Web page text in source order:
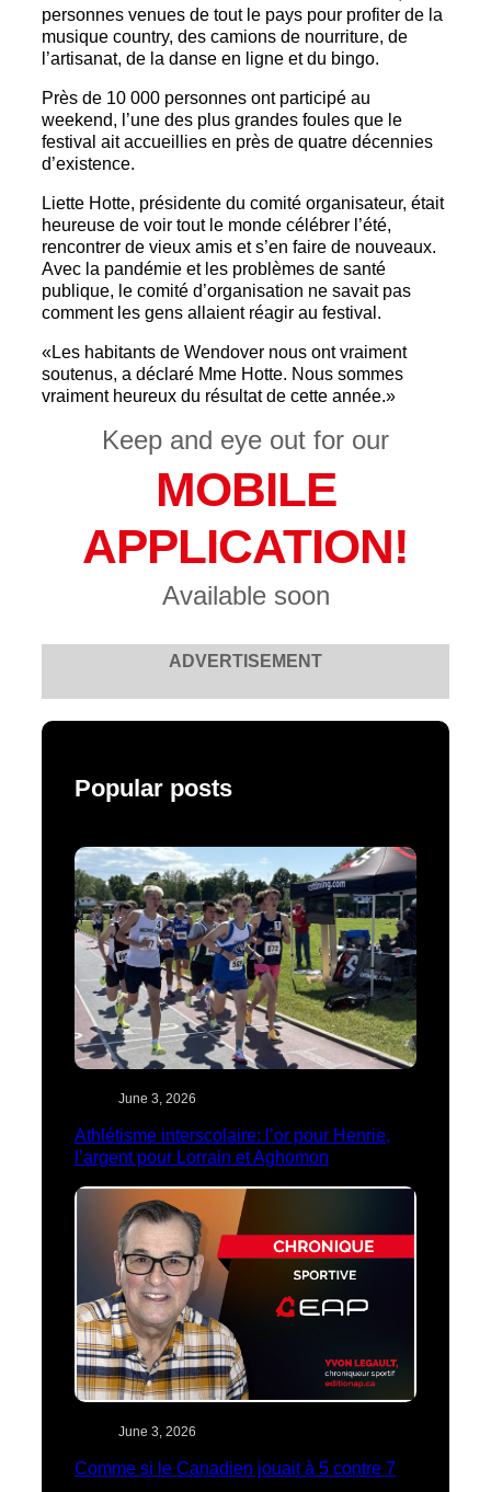
personnes venues de tout le pays pour profiter de la
musique country, des camions de nourriture, de
l’artisanat, de la danse en ligne et du bingo.
Près de 10 000 personnes ont participé au
weekend, l’une des plus grandes foules que le
festival ait accueillies en près de quatre décennies
d’existence.
Liette Hotte, présidente du comité organisateur, était
heureuse de voir tout le monde célébrer l’été,
rencontrer de vieux amis et s’en faire de nouveaux.
Avec la pandémie et les problèmes de santé
publique, le comité d’organisation ne savait pas
comment les gens allaient réagir au festival.
«Les habitants de Wendover nous ont vraiment
soutenus, a déclaré Mme Hotte. Nous sommes
vraiment heureux du résultat de cette année.»
Keep and eye out for our
MOBILE
APPLICATION!
Available soon
ADVERTISEMENT
Popular posts
June 3, 2026
Athlétisme interscolaire: l’or pour Henrie,
l’argent pour Lorrain et Aghomon
June 3, 2026
Comme si le Canadien jouait à 5 contre 7